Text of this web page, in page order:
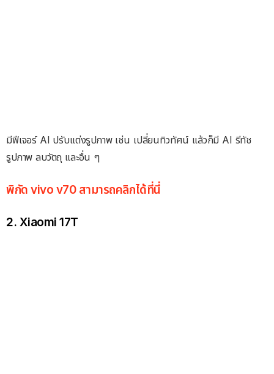
มีฟีเจอร์ AI ปรับแต่งรูปภาพ เช่น เปลี่ยนทิวทัศน์ แล้วก็มี AI รีทัช
รูปภาพ ลบวัตถุ และอื่น ๆ
พิกัด vivo v70 สามารถคลิกได้ที่นี่
2. Xiaomi 17T